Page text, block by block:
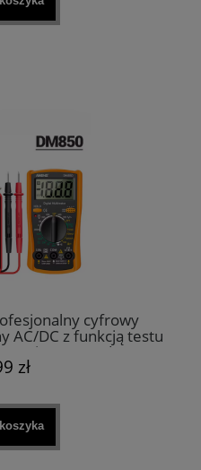
cyfrowy
AC/DC z funkcją testu
prądu
zł